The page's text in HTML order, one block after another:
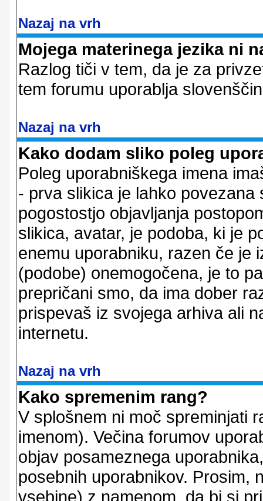
Nazaj na vrh
Mojega materinega jezika ni
Razlog tiči v tem, da je za
tem forumu uporablja
Nazaj na vrh
Kako dodam sliko poleg
Poleg uporabniškega imena
- prva slikica je lahko
pogostostjo objavljanja
slikica, avatar, je podoba, ki je
enemu uporabniku, razen če je
(podobe) onemogočena, je to
prepričani smo, da ima dober
prispevaš iz svojega arhiva ali
internetu.
Nazaj na vrh
Kako spremenim rang?
V splošnem ni moč spreminjati
imenom). Večina forumov
objav posameznega
posebnih uporabnikov. Prosim,
vsebine) z namenom, da bi si